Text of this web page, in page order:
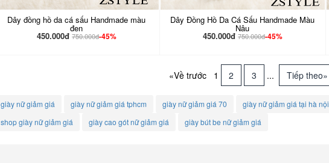
Dây đồng hồ da cá sấu Handmade màu
đen
450.000đ 750.000đ-45%
Dây Đồng Hồ Da Cá Sấu Handmade Màu
Nâu
450.000đ 750.000đ-45%
«Về trước 1 2 3 ... Tiếp theo»
giày nữ giảm giá giày nữ giảm giá tphcm giày nữ giảm giá 70 giày nữ giảm giá tại hà nội
shop giày nữ giảm giá
giày cao gót nữ giảm giá giày bút be nữ giảm giá